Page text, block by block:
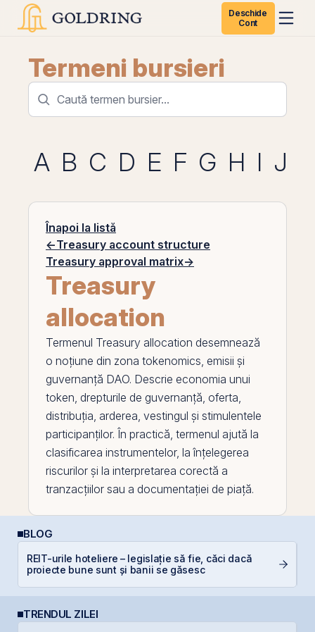
Deschide
Cont
Termeni bursieri
A B C D E F G H I J
Înapoi la listă
←Treasury account structure
Treasury approval matrix→
Treasury
allocation
Termenul Treasury allocation desemnează
o noțiune din zona tokenomics, emisii și
guvernanță DAO. Descrie economia unui
token, drepturile de guvernanță, oferta,
distribuția, arderea, vestingul și stimulentele
participanților. În practică, termenul ajută la
clasificarea instrumentelor, la înțelegerea
riscurilor și la interpretarea corectă a
tranzacțiilor sau a documentației de piață.
BLOG
REIT-urile hoteliere – legislație să fie, căci dacă
proiecte bune sunt și banii se găsesc
TRENDUL ZILEI